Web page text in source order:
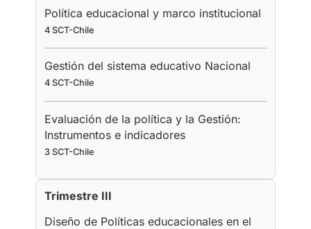
Política educacional y marco institucional
4 SCT-Chile
Gestión del sistema educativo Nacional
4 SCT-Chile
Evaluación de la política y la Gestión:
Instrumentos e indicadores
3 SCT-Chile
Trimestre III
Diseño de Políticas educacionales en el